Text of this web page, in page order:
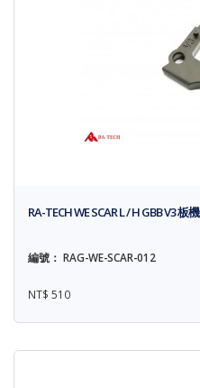
RA-TECH WE SCAR L / H GBB V3 板機
編號： RAG-WE-SCAR-012
NT$ 510